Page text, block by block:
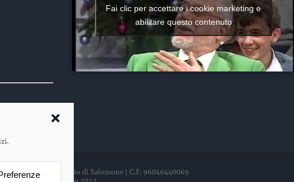
Fai clic per accettare i cookie marketing e
abilitare questo contenuto
di Cristo e del Tempio di Salomone | C.F. 96046440069